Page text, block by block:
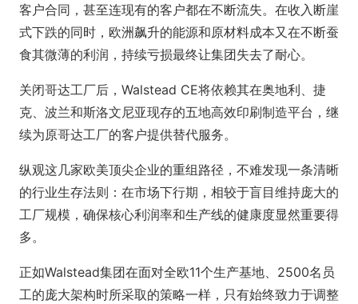
客户合同，甚至连现有的客户都在不断流失。在收入断崖
式下跌的同时，欧洲飙升的能源和原材料成本又在不断蚕
食其微薄的利润，持续亏损最终让集团失去了耐心。
关闭哥达工厂后，Walstead CE将依赖其在奥地利、捷
克、波兰和斯洛文尼亚现存的五地高效印刷制造平台，继
续为原哥达工厂的客户提供替代服务。
纵观这几家欧美顶尖企业的重组路径，不难发现一条清晰
的行业生存法则：在市场下行期，相较于盲目维持庞大的
工厂规模，确保核心利润率和生产线的健康度显然重要得
多。
正如Walstead集团在面对全欧11个生产基地、2500名员
工的庞大架构时所采取的策略一样，只有始终致力于调整